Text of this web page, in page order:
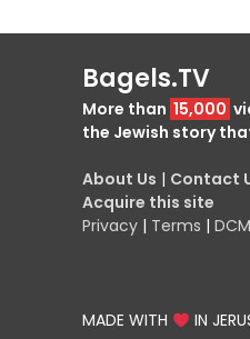
Bagels.TV
More than 15,000
the Jewish story
About Us | Contact
Acquire this site
Privacy | Terms |
MADE WITH IN